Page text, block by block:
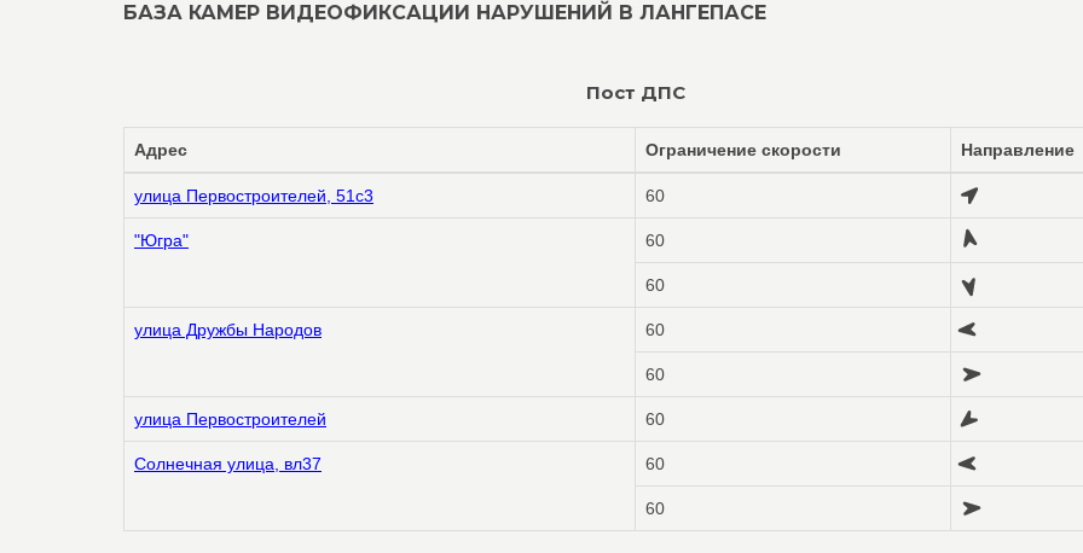
БАЗА КАМЕР ВИДЕОФИКСАЦИИ НАРУШЕНИЙ В ЛАНГЕПАСЕ
Пост ДПС
Адрес Ограничение скорости Направление
улица Первостроителей, 51с3 60
"Югра" 60
60
улица Дружбы Народов 60
60
улица Первостроителей 60
Солнечная улица, вл37 60
60